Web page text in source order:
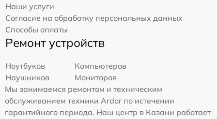
Наши услуги
Согласие на обработку персональных данных
Способы оплаты
Ремонт устройств
Ноутбуков
Компьютеров
Наушников
Мониторов
Мы занимаемся ремонтом и техническим
обслуживанием техники Ardor по истечении
гарантийного периода. Наш центр в Казани работает